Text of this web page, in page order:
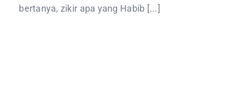
bertanya, zikir apa yang Habib [...]